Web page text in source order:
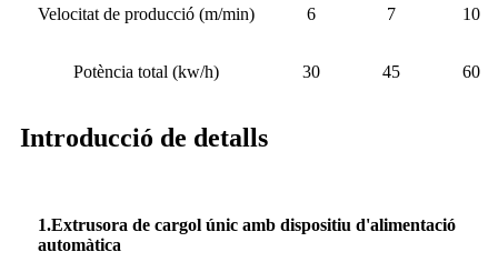
Velocitat de producció (m/min) 6 7 10
Potència total (kw/h) 30 45 60
Introducció de detalls
1.Extrusora de cargol únic amb dispositiu d'alimentació
automàtica